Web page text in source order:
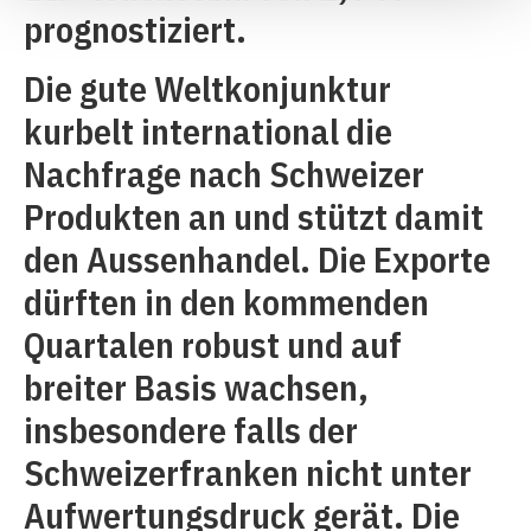
prognostiziert.
Die gute Weltkonjunktur
kurbelt international die
Nachfrage nach Schweizer
Produkten an und stützt damit
den Aussenhandel. Die Exporte
dürften in den kommenden
Quartalen robust und auf
breiter Basis wachsen,
insbesondere falls der
Schweizerfranken nicht unter
Aufwertungsdruck gerät. Die